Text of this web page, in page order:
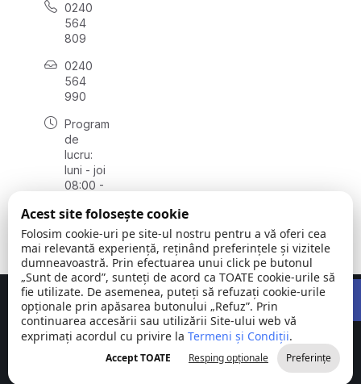
0240
564
809
0240
564
990
Program
de
lucru:
luni - joi
08:00 -
vineri
08:00 -
14:00
Comuna
Stejaru |
județul Tulcea
©
2026
Toate
drepturile
rezervate
Concept realizat deBig Media Relații Publice SRL
Acest site folosește cookie
Folosim cookie-uri pe site-ul nostru pentru a vă oferi cea
mai relevantă experiență, reținând preferințele și vizitele
dumneavoastră. Prin efectuarea unui click pe butonul
„Sunt de acord”, sunteți de acord ca TOATE cookie-urile să
fie utilizate. De asemenea, puteți să refuzați cookie-urile
opționale prin apăsarea butonului „Refuz”. Prin
continuarea accesării sau utilizării Site-ului web vă
exprimați acordul cu privire la Termeni și Condiții.
Accept TOATE Resping opționale Preferințe